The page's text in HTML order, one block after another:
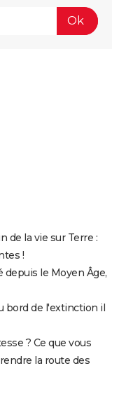
de la vie sur Terre :
!
depuis le Moyen Âge,
bord de l'extinction il
? Ce que vous
la route des